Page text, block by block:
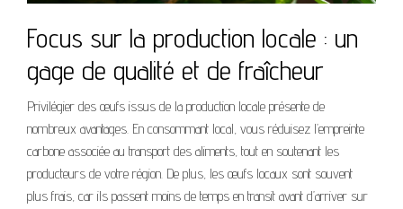
Focus sur la production locale : un
gage de qualité et de fraîcheur
Privilégier des œufs issus de la production locale présente de
nombreux avantages. En consommant local, vous réduisez l’empreinte
carbone associée au transport des aliments, tout en soutenant les
producteurs de votre région. De plus, les œufs locaux sont souvent
plus frais, car ils passent moins de temps en transit avant d’arriver sur